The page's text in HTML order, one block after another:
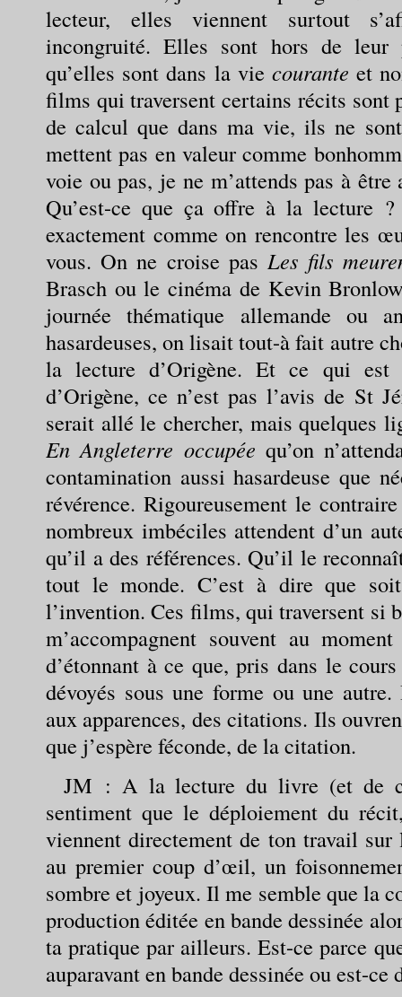
lecteur, elles viennent surtout
incongruité. Elles sont hors de leur
qu’elles sont dans la vie courante et
films qui traversent certains récits sont
de calcul que dans ma vie, ils ne
mettent pas en valeur comme
voie ou pas, je ne m’attends pas à
Qu’est-ce que ça offre à la lecture
exactement comme on rencontre les
vous. On ne croise pas Les fils
Brasch ou le cinéma de Kevin
journée thématique allemande ou
hasardeuses, on lisait tout-à fait autre
la lecture d’Origène. Et ce qui est
d’Origène, ce n’est pas l’avis de St
serait allé le chercher, mais quelques
En Angleterre occupée qu’on
contamination aussi hasardeuse que
révérence. Rigoureusement le
nombreux imbéciles attendent d’un
qu’il a des références. Qu’il le
tout le monde. C’est à dire que
l’invention. Ces films, qui traversent si
m’accompagnent souvent au
d’étonnant à ce que, pris dans le
dévoyés sous une forme ou une
aux apparences, des citations. Ils
que j’espère féconde, de la citation.
JM : A la lecture du livre (et de
sentiment que le déploiement du
viennent directement de ton travail
au premier coup d’œil, un
sombre et joyeux. Il me semble que la
production éditée en bande dessinée
ta pratique par ailleurs. Est-ce parce
auparavant en bande dessinée ou est-